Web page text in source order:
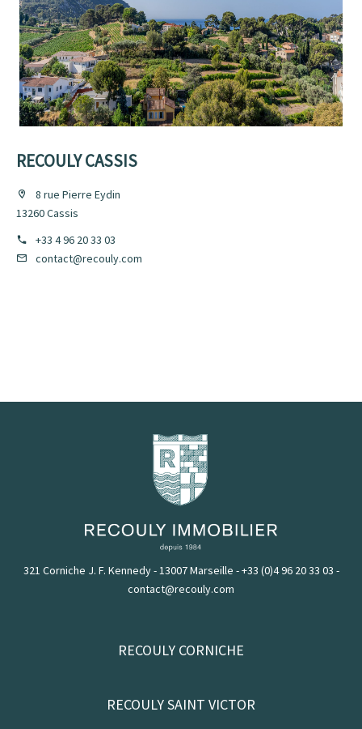
RECOULY CASSIS
8 rue Pierre Eydin
13260 Cassis
+33 4 96 20 33 03
contact@recouly.com
321 Corniche J. F. Kennedy - 13007 Marseille -+33 (0)4 96 20 33 03 -
contact@recouly.com
RECOULY CORNICHE
RECOULY SAINT VICTOR